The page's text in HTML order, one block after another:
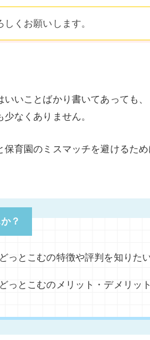
くお願いします。
いいことばかり書いてあっても
なくありません。
保育園のミスマッチを避けるた
？
っとこむの特徴や評判を知りた
っとこむのメリット・デメリッ